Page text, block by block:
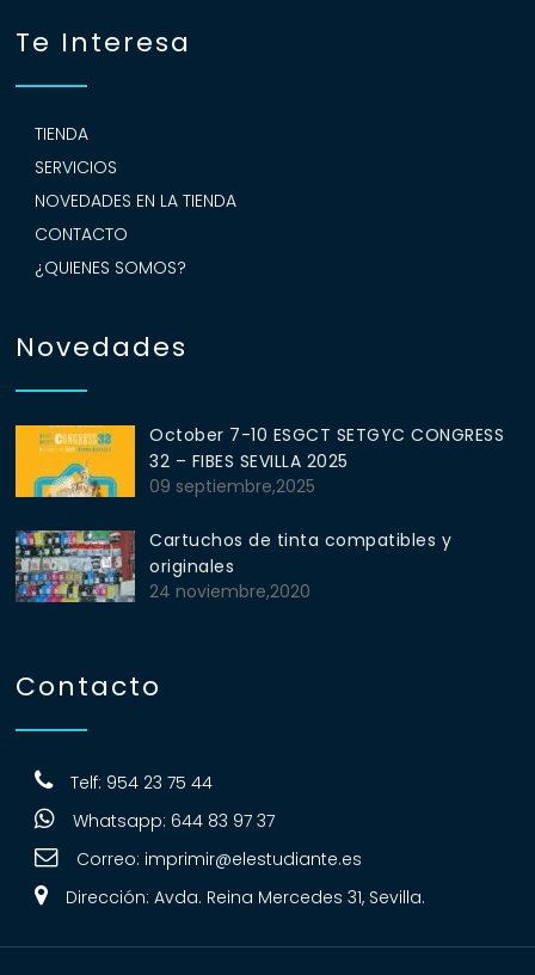
Te Interesa
TIENDA
SERVICIOS
NOVEDADES EN LA TIENDA
CONTACTO
¿QUIENES SOMOS?
Novedades
October 7-10 ESGCT SETGYC CONGRESS
32 – FIBES SEVILLA 2025
09 septiembre,2025
Cartuchos de tinta compatibles y
originales
24 noviembre,2020
Contacto
Telf: 954 23 75 44
Whatsapp: 644 83 97 37
Correo: imprimir@elestudiante.es
Dirección: Avda. Reina Mercedes 31, Sevilla.